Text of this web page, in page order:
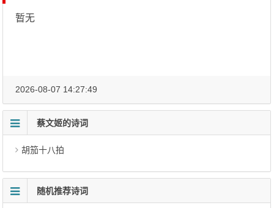
暂无
2026-08-07 14:27:49
蔡文姬的诗词
胡笳十八拍
随机推荐诗词